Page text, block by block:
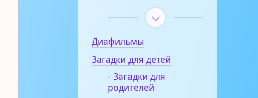
Диафильмы
Загадки для детей
- Загадки для
родителей